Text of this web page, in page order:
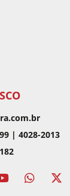
| 4028-2013